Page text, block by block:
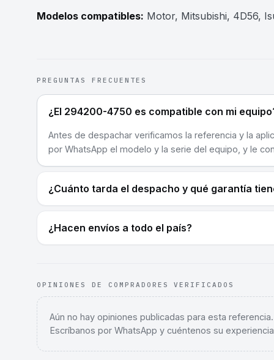
Modelos compatibles: Motor, Mitsubishi, 4D56,
PREGUNTAS FRECUENTES
¿El 294200-4750 es compatible con mi
Antes de despachar verificamos la referencia y la
por WhatsApp el modelo y la serie del equipo, y le
¿Cuánto tarda el despacho y qué garantía
¿Hacen envíos a todo el país?
OPINIONES DE COMPRADORES VERIFICADOS
Aún no hay opiniones publicadas para esta
Escríbanos por WhatsApp y cuéntenos su